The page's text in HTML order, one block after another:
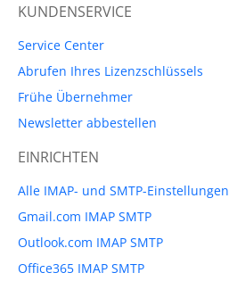
KUNDENSERVICE
Service Center
Abrufen Ihres Lizenzschlüssels
Frühe Übernehmer
Newsletter abbestellen
EINRICHTEN
Alle IMAP- und SMTP-Einstellungen
Gmail.com IMAP SMTP
Outlook.com IMAP SMTP
Office365 IMAP SMTP